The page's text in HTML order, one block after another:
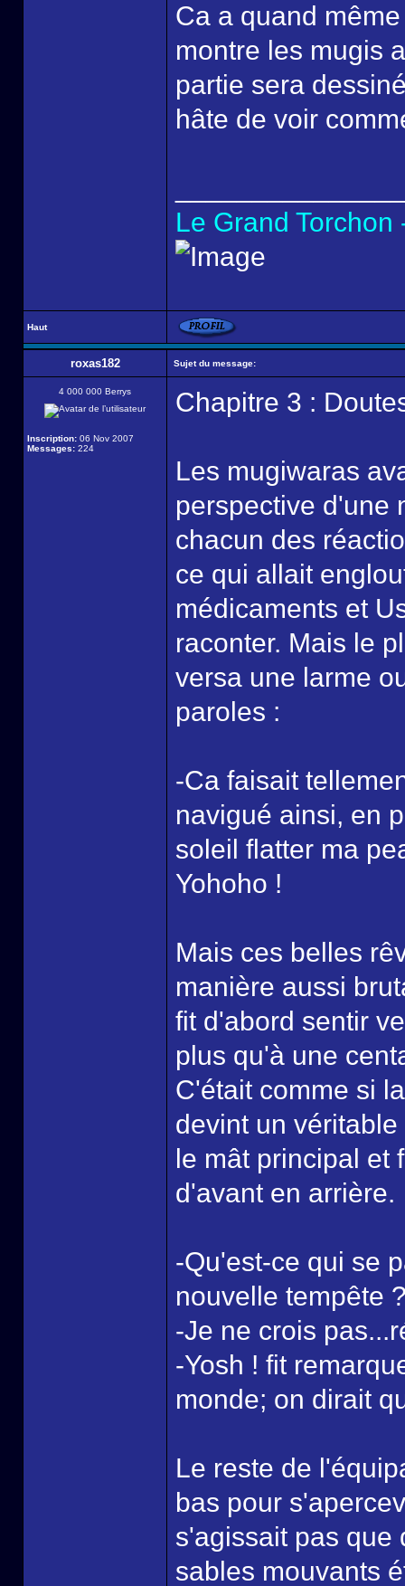
Ca a quand
montre les mugis
partie sera
hâte de voir
Le Grand
Haut
roxas182 Sujet du message:
4 000 000 Berrys
Inscription: 06 Nov 2007
Messages: 224
Chapitre 3 :
Les mugiwaras
perspective d'une
chacun des
ce qui allait
médicaments et
raconter. Mais le
versa une larme
paroles :
-Ca faisait
navigué ainsi, en
soleil flatter ma
Yohoho !
Mais ces belles
manière aussi
fit d'abord sentir
plus qu'à une
C'était comme si
devint un
le mât principal et
d'avant en arrière.
-Qu'est-ce qui se
nouvelle tempête
-Je ne crois
-Yosh ! fit
monde; on dirait
Le reste de
bas pour
s'agissait pas que
sables mouvants